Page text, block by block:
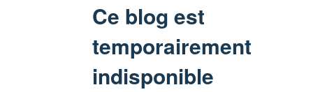
Ce blog est
temporairement
indisponible